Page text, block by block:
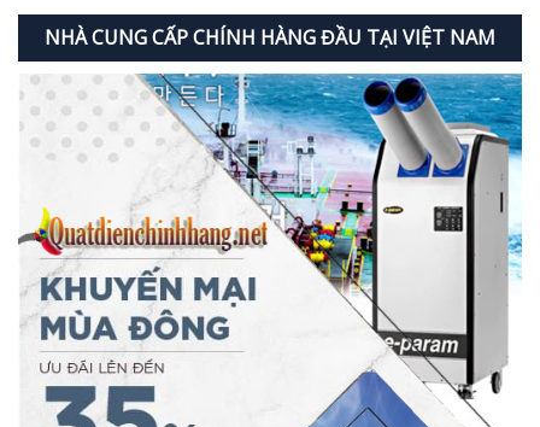
NHÀ CUNG CẤP CHÍNH HÀNG ĐẦU TẠI VIỆT NAM